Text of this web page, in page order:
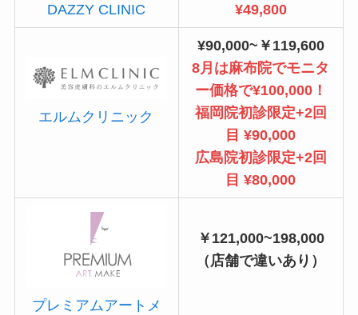
DAZZY CLINIC
¥49,800
エルムクリニック
¥90,000~￥119,600
8月は麻布院でモニタ
ー価格で¥100,000！
福岡院初診限定+2回
目 ¥90,000
広島院初診限定+2回
目 ¥80,000
プレミアムアートメ
￥121,000~198,000
（店舗で違いあり）